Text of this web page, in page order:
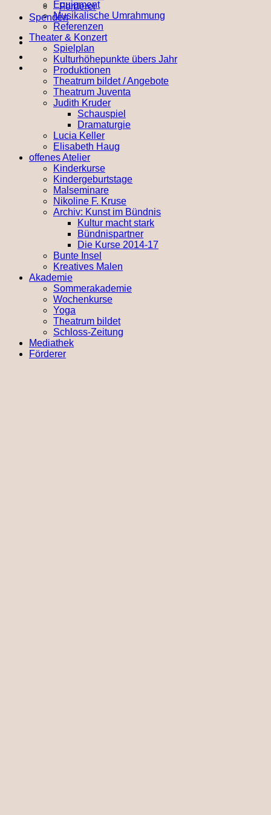
Förderer
Spenden
Equipment
Musikalische Umrahmung
Referenzen
Theater & Konzert
Spielplan
Kulturhöhepunkte übers Jahr
Produktionen
Theatrum bildet / Angebote
Theatrum Juventa
Judith Kruder
Schauspiel
Dramaturgie
Lucia Keller
Elisabeth Haug
offenes Atelier
Kinderkurse
Kindergeburtstage
Malseminare
Nikoline F. Kruse
Archiv: Kunst im Bündnis
Kultur macht stark
Bündnispartner
Die Kurse 2014-17
Bunte Insel
Kreatives Malen
Akademie
Sommerakademie
Wochenkurse
Yoga
Theatrum bildet
Schloss-Zeitung
Mediathek
Förderer